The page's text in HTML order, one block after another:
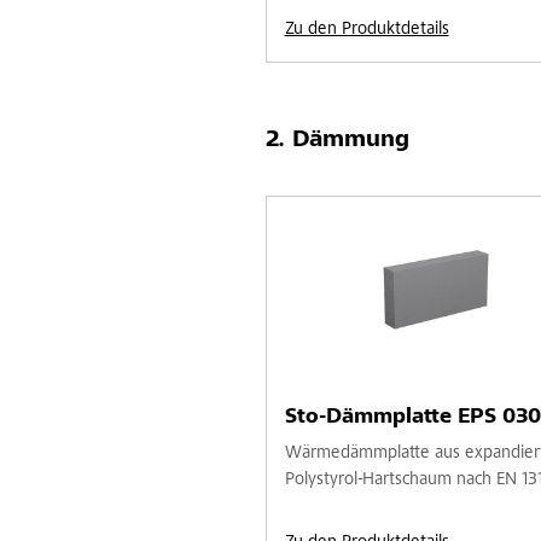
Zu den Produktdetails
Dämmung
Sto-Dämmplatte EPS 030
Wärmedämmplatte aus
Polystyrol-Hartschaum nach EN